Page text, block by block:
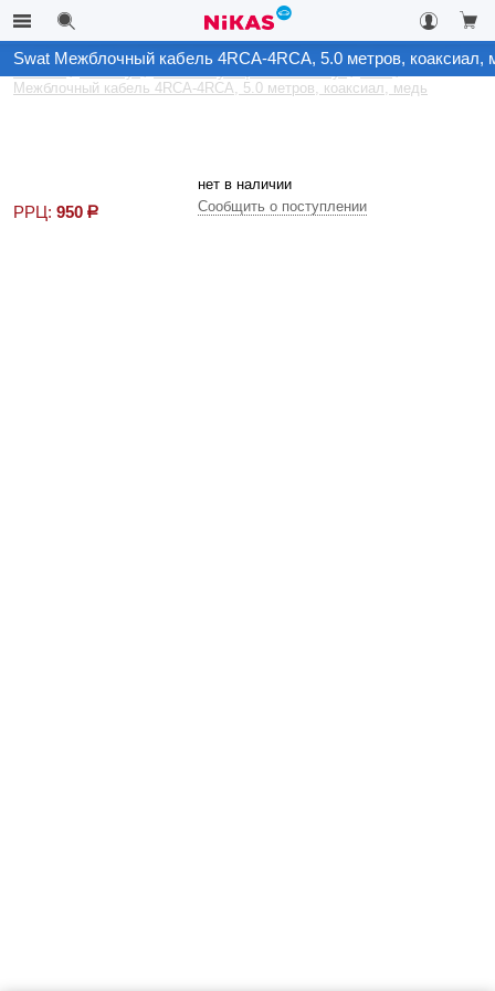
Комплектующие на автозвук
Swat
Межблочный кабель 4RCA-4RCA, 5.0 метров, коаксиал, медь
Swat Межблочный кабель 4RCA-4RCA, 5.0 метров, коаксиал,
РРЦ: 950 р
нет в наличии
Сообщить о поступлении